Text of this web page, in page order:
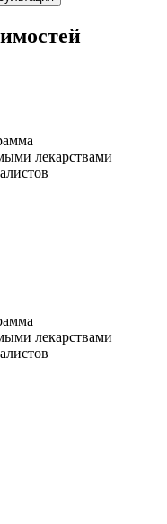
лекарствами
лекарствами